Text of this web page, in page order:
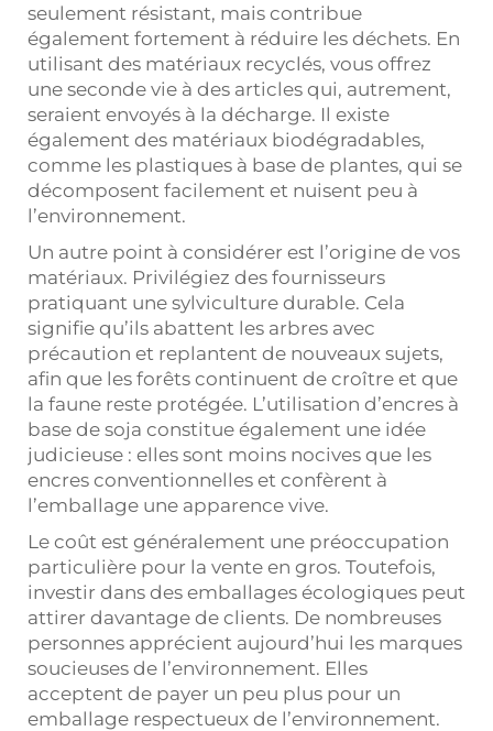
seulement résistant, mais contribue
également fortement à réduire les déchets. En
utilisant des matériaux recyclés, vous offrez
une seconde vie à des articles qui, autrement,
seraient envoyés à la décharge. Il existe
également des matériaux biodégradables,
comme les plastiques à base de plantes, qui se
décomposent facilement et nuisent peu à
l’environnement.
Un autre point à considérer est l’origine de vos
matériaux. Privilégiez des fournisseurs
pratiquant une sylviculture durable. Cela
signifie qu’ils abattent les arbres avec
précaution et replantent de nouveaux sujets,
afin que les forêts continuent de croître et que
la faune reste protégée. L’utilisation d’encres à
base de soja constitue également une idée
judicieuse : elles sont moins nocives que les
encres conventionnelles et confèrent à
l’emballage une apparence vive.
Le coût est généralement une préoccupation
particulière pour la vente en gros. Toutefois,
investir dans des emballages écologiques peut
attirer davantage de clients. De nombreuses
personnes apprécient aujourd’hui les marques
soucieuses de l’environnement. Elles
acceptent de payer un peu plus pour un
emballage respectueux de l’environnement.